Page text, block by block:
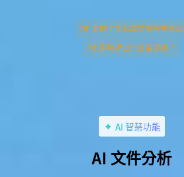
用林宇賢和韓慧靜方式總結
客戶提出什麼需求呢？
AI 智慧功能
AI 文件分析